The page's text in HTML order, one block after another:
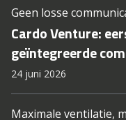
Geen losse
Cardo Venture:
geïntegreerde
24 juni 2026
Maximale ventilatie,